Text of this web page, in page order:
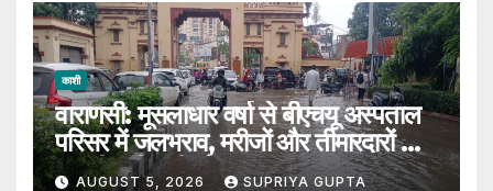
काशी
वाराणसी: मूसलाधार वर्षा से बीएचयू अस्पताल
परिसर में जलभराव, मरीजों और तीमारदारों को
उठानी पड़ी भारी परेशान
AUGUST 5, 2026 SUPRIYA GUPTA